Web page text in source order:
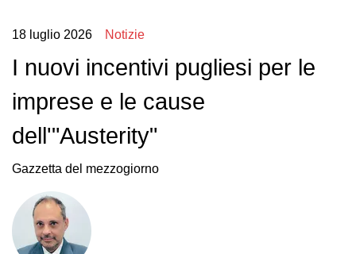
18 luglio 2026 Notizie
I nuovi incentivi pugliesi per le
imprese e le cause
dell'"Austerity"
Gazzetta del mezzogiorno